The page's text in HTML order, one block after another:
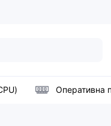
Оперативна